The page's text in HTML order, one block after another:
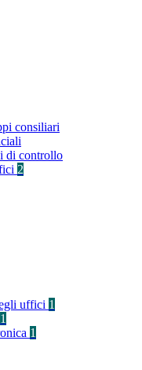
consiliari
di controllo
2
uffici 1
1
1